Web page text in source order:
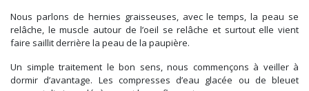
Nous parlons de hernies graisseuses, avec le temps, la peau se
relâche, le muscle autour de l’oeil se relâche et surtout elle vient
faire saillit derrière la peau de la paupière.
Un simple traitement le bon sens, nous commençons à veiller à
dormir d’avantage. Les compresses d’eau glacée ou de bleuet